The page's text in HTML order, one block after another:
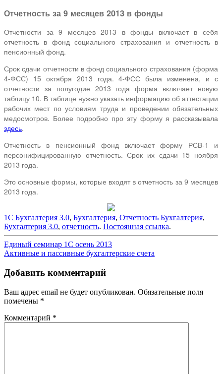
Отчетность за 9 месяцев 2013 в фонды
Отчетности за 9 месяцев 2013 в фонды включает в себя
отчетность в фонд социального страхования и отчетность в
пенсионный фонд.
Срок сдачи отчетности в фонд социального страхования (форма
4-ФСС) 15 октября 2013 года. 4-ФСС была изменена, и с
отчетности за полугодие 2013 года форма включает новую
таблицу 10. В таблице нужно указать информацию об аттестации
рабочих мест по условиям труда и проведении обязательных
медосмотров. Более подробно про эту форму я рассказывала
здесь.
Отчетность в пенсионный фонд включает форму РСВ-1 и
персонифицированную отчетность. Срок их сдачи 15 ноября
2013 года.
Это основные формы, которые входят в отчетность за 9 месяцев
2013 года.
1С Бухгалтерия 3.0, Бухгалтерия, Отчетность Бухгалтерия,
Бухгалтерия 3.0, отчетность. Постоянная ссылка.
Навигация
по
записям
Единый семинар 1С осень 2013
Активные и пассивные бухгалтерские счета
Добавить комментарий
Ваш адрес email не будет опубликован. Обязательные поля
помечены *
Комментарий *